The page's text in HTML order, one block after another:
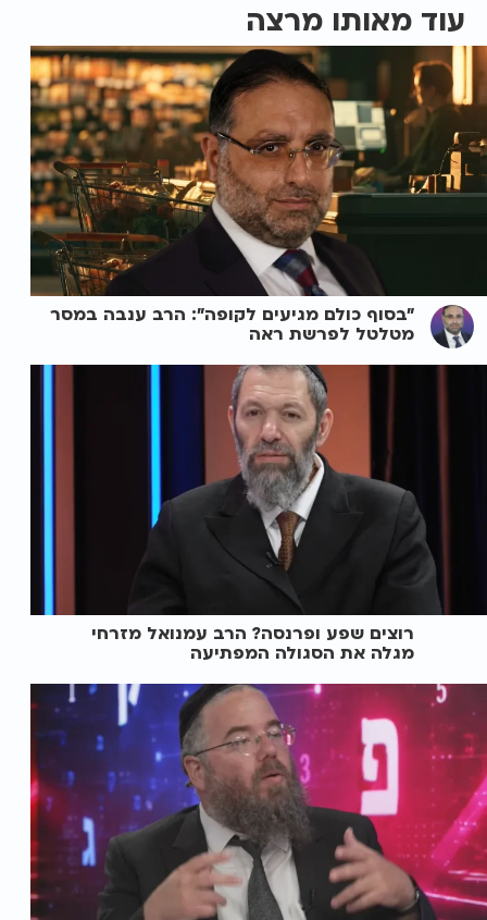
עוד מאותו מרצה
"בסוף כולם מגיעים לקופה": הרב ענבה במסר
מטלטל לפרשת ראה
רוצים שפע ופרנסה? הרב עמנואל מזרחי
מגלה את הסגולה המפתיעה